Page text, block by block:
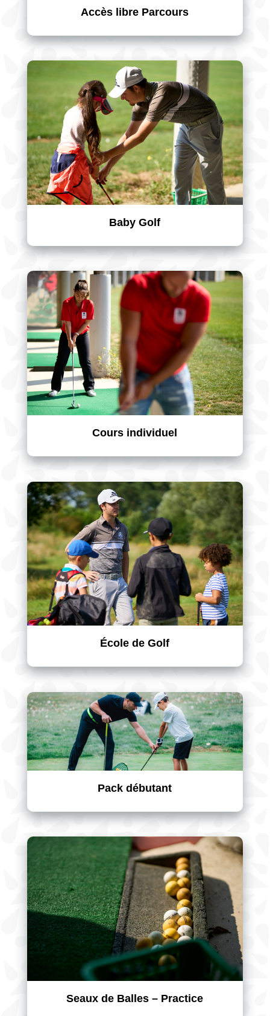
Accès libre Parcours
Baby Golf
Cours individuel
École de Golf
Pack débutant
Seaux de Balles – Practice